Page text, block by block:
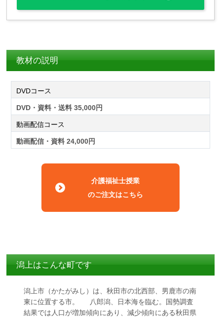
教材の説明
DVDコース
DVD・資料・送料 35,000円
動画配信コース
動画配信・資料 24,000円
介護福祉士授業
のご注文はこちら
潟上はこんな町です
潟上市（かたがみし）は、秋田市の北西部、男鹿市の南
東に位置する市。 八郎潟、日本海を臨む。国勢調査
結果では人口が増加傾向にあり、減少傾向にある秋田県